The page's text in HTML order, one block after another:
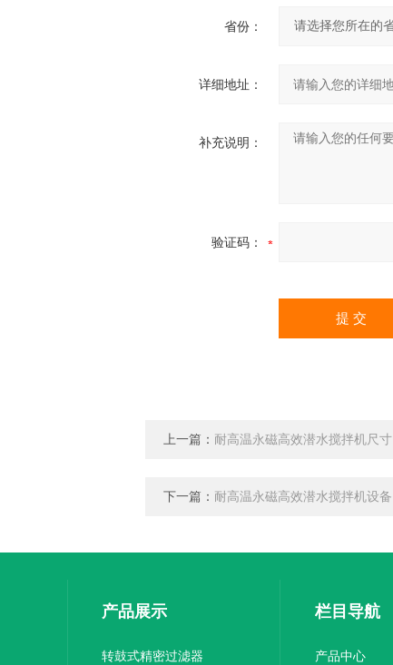
省份：
详细地址：
补充说明：
验证码：
上一篇： 耐高温永磁高效潜水搅拌机尺寸
下一篇： 耐高温永磁高效潜水搅拌机设备
产品展示
转鼓式精密过滤器
栏目导航
产品中心